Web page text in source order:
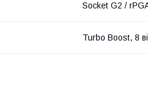
Socket G2 /
Turbo Boost, 8